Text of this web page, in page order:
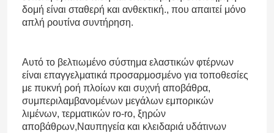
δομή είναι σταθερή και ανθεκτική., που απαιτεί μόνο
απλή ρουτίνα συντήρηση.
Αυτό το βελτιωμένο σύστημα ελαστικών φτέρνων
είναι επαγγελματικά προσαρμοσμένο για τοποθεσίες
με πυκνή ροή πλοίων και συχνή αποβάθρα,
συμπεριλαμβανομένων μεγάλων εμπορικών
λιμένων, τερματικών ro-ro, ξηρών
αποβάθρων,Ναυπηγεία και κλειδαριά υδάτινων